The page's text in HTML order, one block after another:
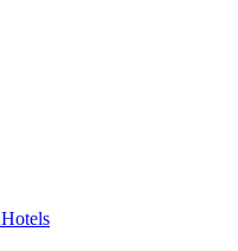
Hotels